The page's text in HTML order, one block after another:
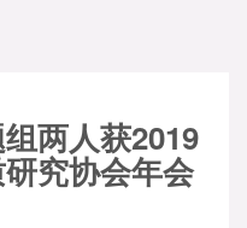
两人获2019
究协会年会